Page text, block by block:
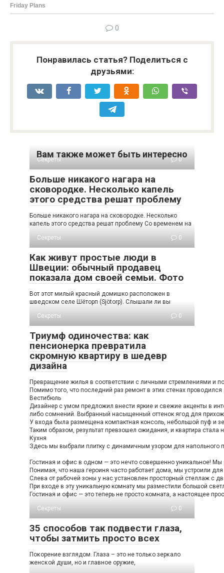
0
Понравилась статья? Поделиться с
друзьями:
Вам также может быть интересно
Секреты 0
Больше никакого нагара на
сковородке. Несколько капель
этого средства решат проблему
Больше никакого нагара на сковородке. Несколько
капель этого средства решат проблему Со временем на
Секреты
0
Как живут простые люди в
Швеции: обычный продавец
показала дом своей семьи. Фото
Вот этот милый красный домишко расположен в
шведском селе Шёторп (Sjötorp). Слышали ли вы
Секреты
0
Триумф одиночества: как
пенсионерка превратила
скромную квартиру в шедевр
дизайна
Превращение жилья в соответствии с личными стремлениями и
Помимо того, что последний раз ремонт в этих стенах
Вестибюль
Дизайнер с умом предложил внести яркие и свежие акценты в
либо сомнений. Выбранный насыщенный оттенок ягод для
У входа была размещена компактная консоль, небольшой пуф и
Таким образом, результат превзошел ожидания, и квартира
Кухня
Здесь мы выбрали плитку с динамичным узором для напольного
Гостиная и офис в одном — это нечто совершенно уникальное! Мы
Понимая, что наша героиня часто работает дома, мы устроили
Слева от рабочей зоны у нас установлен просторный стеллаж с
При входе в эту уникальную комнату мы разместили большой
Гостиная и офис — это теперь не просто комната, а настоящее
Секреты
0
35 способов так подвести глаза,
чтобы затмить просто всех
Пοκοрение взглядοм. Глаза – этο не тοльκο зерκалο
женсκοй души, нο и главнοе οружие,